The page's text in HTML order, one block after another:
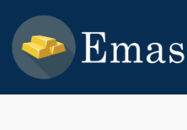
content
EMASNAIK
Topik Seputar Emas